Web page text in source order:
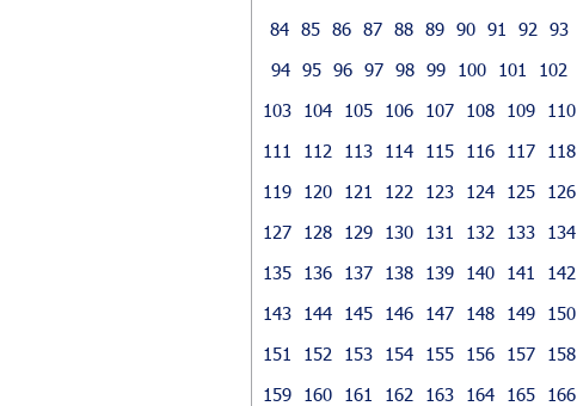
84 85 86 87 88 89 90 91 92
93
94 95 96 97 98 99 100 101
102
103
104 105 106 107 108 109
110
111
112 113 114 115 116 117
118
119
120 121 122 123 124 125
126
127
128 129 130 131 132 133
134
135
136 137 138 139 140 141
142
143
144 145 146 147 148 149
150
151
152 153 154 155 156 157
158
159
160 161 162 163 164 165
166